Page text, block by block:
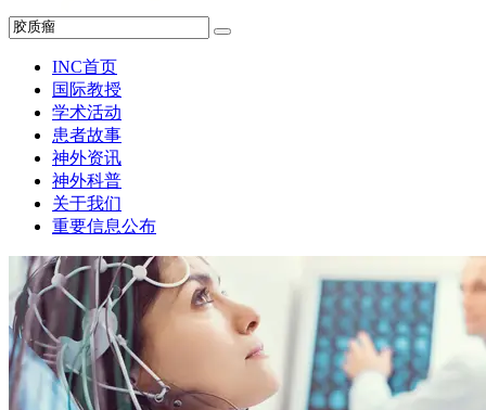
INC首页
国际教授
学术活动
患者故事
神外资讯
神外科普
关于我们
重要信息公布